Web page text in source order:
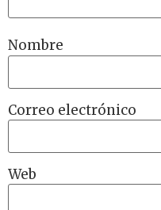
Nombre
Correo electrónico
Web